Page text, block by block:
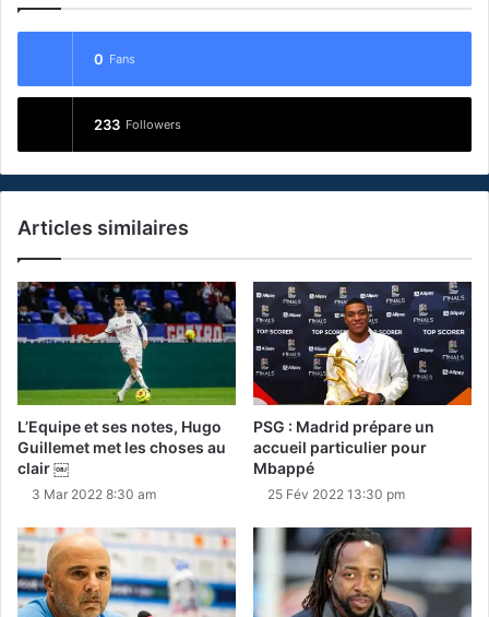
0 Fans
233 Followers
Articles similaires
L’Equipe et ses notes, Hugo
Guillemet met les choses au
clair ￼
3 Mar 2022 8:30 am
PSG : Madrid prépare un
accueil particulier pour
Mbappé
25 Fév 2022 13:30 pm